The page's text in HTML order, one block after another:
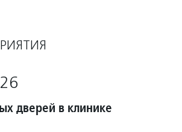
дверей в клинике